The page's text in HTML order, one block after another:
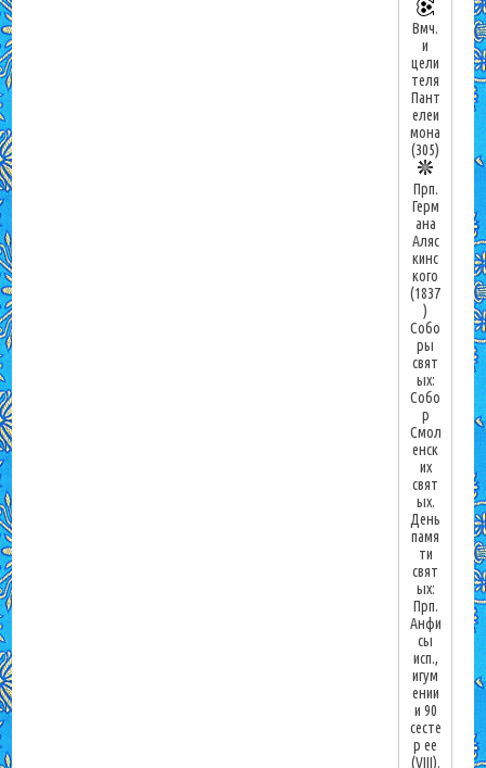
Вмч.
и
цели
теля
Пант
елеи
мона
(305)
Прп.
Герм
ана
Аляс
кинс
кого
(1837
)
Собо
ры
свят
ых:
Собо
р
Смол
енск
их
свят
ых.
День
памя
ти
свят
ых:
Прп.
Анфи
сы
исп.,
игум
ении
и 90
сесте
р ее
(VIII).